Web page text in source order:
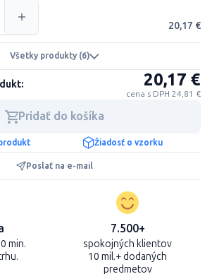
20,17 €
Všetky produkty (6)
20,17 €
cena s DPH 24,81 €
Pridať do košíka
Žiadosť o vzorku
Poslať na e-mail
min.
7.500+
spokojných klientov
10 mil.+ dodaných
predmetov